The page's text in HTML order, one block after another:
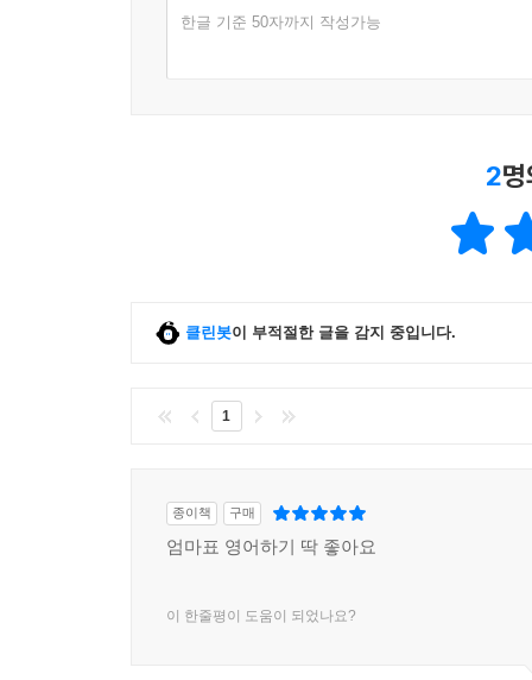
한글 기준 50자까지 작성가능
2
클린봇이 부적절한 글을 감지 중입니다.
1
종이책 구매
엄마표 영어하기 딱 좋아요
이 한줄평이 도움이 되었나요?